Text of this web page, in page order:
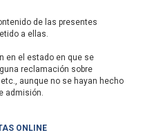
de las presentes
a ellas.
en el estado en que se
reclamación sobre
aunque no se hayan hecho
admisión.
ONLINE